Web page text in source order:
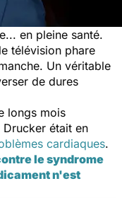
en pleine santé.
télévision phare
. Un véritable
de dures
longs mois
était en
cardiaques.
le syndrome
n'est